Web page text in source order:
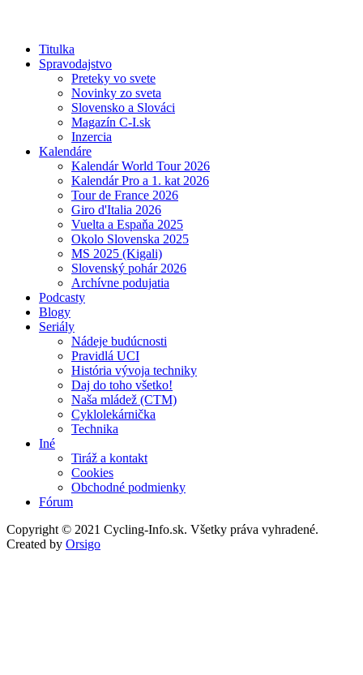
Titulka
Spravodajstvo
Preteky vo svete
Novinky zo sveta
Slovensko a Slováci
Magazín C-I.sk
Inzercia
Kalendáre
Kalendár World Tour 2026
Kalendár Pro a 1. kat 2026
Tour de France 2026
Giro d'Italia 2026
Vuelta a Espaňa 2025
Okolo Slovenska 2025
MS 2025 (Kigali)
Slovenský pohár 2026
Archívne podujatia
Podcasty
Blogy
Seriály
Nádeje budúcnosti
Pravidlá UCI
História vývoja techniky
Daj do toho všetko!
Naša mládež (CTM)
Cyklolekárnička
Technika
Iné
Tiráž a kontakt
Cookies
Obchodné podmienky
Fórum
Copyright © 2021 Cycling-Info.sk. Všetky práva vyhradené.
Created by Orsigo